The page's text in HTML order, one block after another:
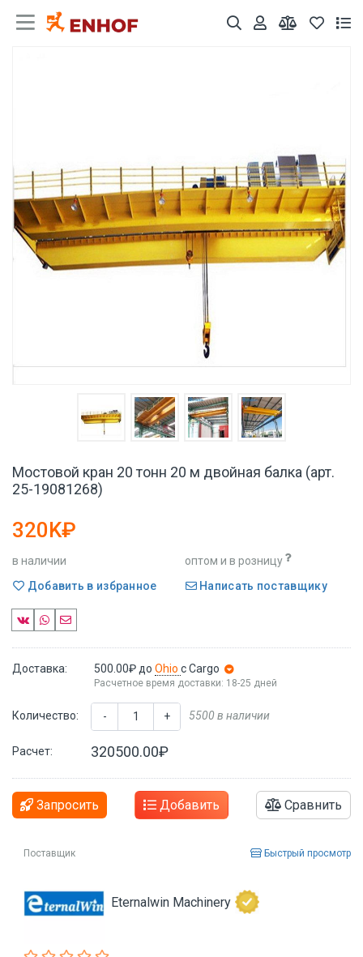
Мостовой кран 20 тонн 20 м двойная балка (арт.
25-19081268)
320K₽
в наличии
оптом и в розницу
Добавить в избранное
Написать поставщику
Доставка: 500.00₽ до Ohio с Cargo
Расчетное время доставки: 18-25 дней
Количество: - + 5500 в наличии
Расчет: 320500.00₽
Запросить Добавить Сравнить
Поставщик Быстрый просмотр
Eternalwin Machinery